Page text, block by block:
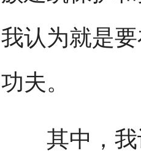
我认为就是
功夫。
其中，我